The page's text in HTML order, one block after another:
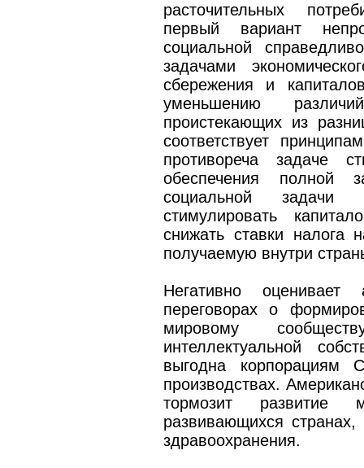
расточительных
первый вариант
социальной
задачами
сбережения и
уменьшению
проистекающих из
соответствует
противореча задаче
обеспечения полной
социальной задачи
стимулировать
снижать ставки налога
получаемую внутри
Негативно
переговорах о
мировому
интеллектуальной
выгодна корпорациям
производствах.
тормозит развитие
развивающихся
здравоохранения.